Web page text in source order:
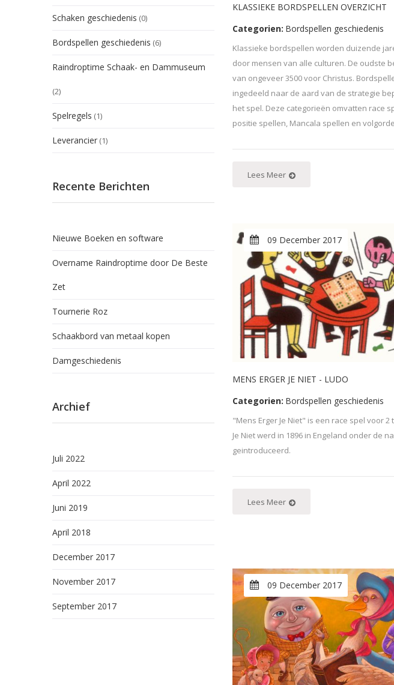
KLASSIEKE BORDSPELLEN OVERZICHT
Categorien: Bordspellen geschiedenis
Klassieke bordspellen worden duizende
door mensen van alle culturen. De oudste
van ongeveer 3500 voor Christus.
ingedeeld naar de aard van de strategie
het spel. Deze categorieën omvatten race
positie spellen, Mancala spellen en
Lees Meer
09 December 2017
MENS ERGER JE NIET - LUDO
Categorien: Bordspellen geschiedenis
"Mens Erger Je Niet" is een race spel voor 2
Je Niet werd in 1896 in Engeland onder de
geintroduceerd.
Lees Meer
09 December 2017
Schaken geschiedenis (0)
Bordspellen geschiedenis (6)
Raindroptime Schaak- en Dammuseum
(2)
Spelregels (1)
Leverancier (1)
Recente Berichten
Nieuwe Boeken en software
Overname Raindroptime door De Beste
Zet
Tournerie Roz
Schaakbord van metaal kopen
Damgeschiedenis
Archief
Juli 2022
April 2022
Juni 2019
April 2018
December 2017
November 2017
September 2017